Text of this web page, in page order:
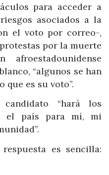
para acceder a
asociados a la
el voto por correo-,
por la muerte
“algunos se han
que es su voto”.
“hará los
el país para mí, mi
es sencilla: